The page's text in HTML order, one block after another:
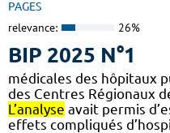
PAGES
relevance: 26%
BIP 2025 N°1
médicales des hôpitaux
des Centres Régionaux
L’analyse avait permis
effets compliqués